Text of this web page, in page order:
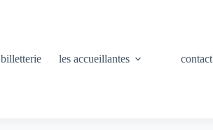
billetterie les accueillantes contact